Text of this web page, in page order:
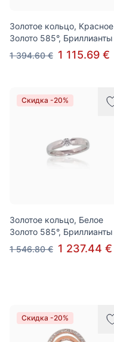
Золотое кольцо, Красное
Золото 585°, Бриллианты
1 394.60 € 1 115.69 €
Скидка -20%
Золотое кольцо, Белое
Золото 585°, Бриллианты
1 546.80 € 1 237.44 €
Скидка -20%